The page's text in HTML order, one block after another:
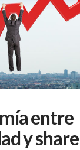
entre
y share